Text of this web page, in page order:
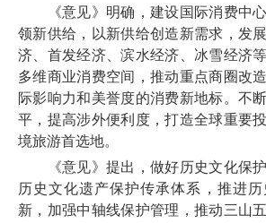
《意见》明确，建设国际消费中心
领新供给，以新供给创造新需求，发
济、首发经济、滨水经济、冰雪经济
多维商业消费空间，推动重点商圈改
际影响力和美誉度的消费新地标。不
平，提高涉外便利度，打造全球重要
境旅游首选地。
《意见》提出，做好历史文化保护
历史文化遗产保护传承体系，推进
新，加强中轴线保护管理，推动三山